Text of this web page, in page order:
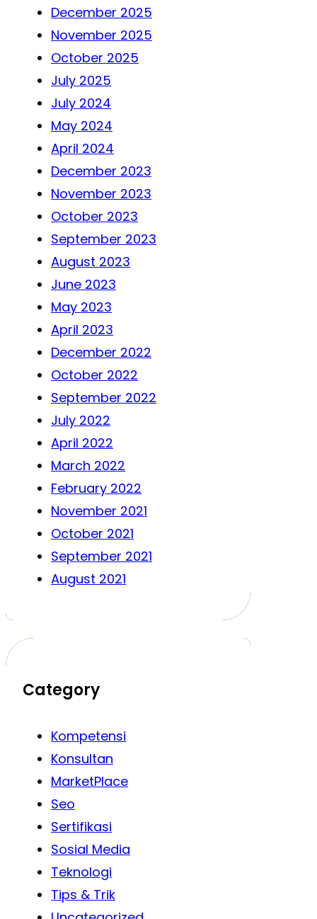
December 2025
November 2025
October 2025
July 2025
July 2024
May 2024
April 2024
December 2023
November 2023
October 2023
September 2023
August 2023
June 2023
May 2023
April 2023
December 2022
October 2022
September 2022
July 2022
April 2022
March 2022
February 2022
November 2021
October 2021
September 2021
August 2021
Category
Kompetensi
Konsultan
MarketPlace
Seo
Sertifikasi
Sosial Media
Teknologi
Tips & Trik